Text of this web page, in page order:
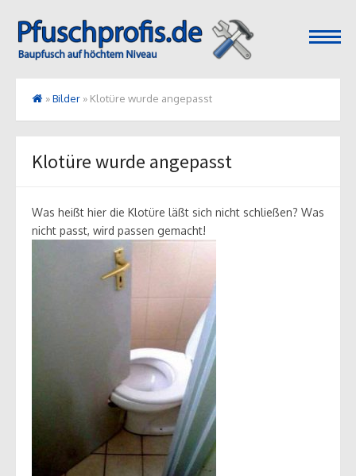
menu
»Bilder » Klotüre wurde angepasst
Klotüre wurde angepasst
Was heißt hier die Klotüre läßt sich nicht schließen? Was
nicht passt, wird passen gemacht!